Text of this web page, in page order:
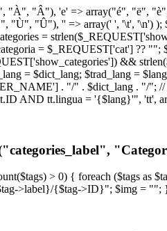
"À", "Â"), 'e' => array("é", "ë",
"Ù", "Û"), '' => array(' ', '\t', '\n')
=
= $_REQUEST['cat'] ?? "";
&&
= $dict_lang; $trad_lang =
. "/" . $dict_lang . "/"; //
AND tt.lingua = '{$lang}'", 'tt',
> 0) { foreach ($tags as
>label}/{$tag->ID}"; $img = "";